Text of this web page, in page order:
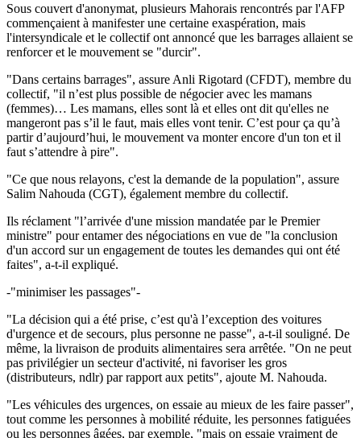
Sous couvert d'anonymat, plusieurs Mahorais rencontrés par l'AFP
commençaient à manifester une certaine exaspération, mais
l'intersyndicale et le collectif ont annoncé que les barrages allaient se
renforcer et le mouvement se "durcir".
"Dans certains barrages", assure Anli Rigotard (CFDT), membre du
collectif, "il n’est plus possible de négocier avec les mamans
(femmes)… Les mamans, elles sont là et elles ont dit qu'elles ne
mangeront pas s’il le faut, mais elles vont tenir. C’est pour ça qu’à
partir d’aujourd’hui, le mouvement va monter encore d'un ton et il
faut s’attendre à pire".
"Ce que nous relayons, c'est la demande de la population", assure
Salim Nahouda (CGT), également membre du collectif.
Ils réclament "l’arrivée d'une mission mandatée par le Premier
ministre" pour entamer des négociations en vue de "la conclusion
d'un accord sur un engagement de toutes les demandes qui ont été
faites", a-t-il expliqué.
-"minimiser les passages"-
"La décision qui a été prise, c’est qu'à l’exception des voitures
d'urgence et de secours, plus personne ne passe", a-t-il souligné. De
même, la livraison de produits alimentaires sera arrêtée. "On ne peut
pas privilégier un secteur d'activité, ni favoriser les gros
(distributeurs, ndlr) par rapport aux petits", ajoute M. Nahouda.
"Les véhicules des urgences, on essaie au mieux de les faire passer",
tout comme les personnes à mobilité réduite, les personnes fatiguées
ou les personnes âgées, par exemple, "mais on essaie vraiment de